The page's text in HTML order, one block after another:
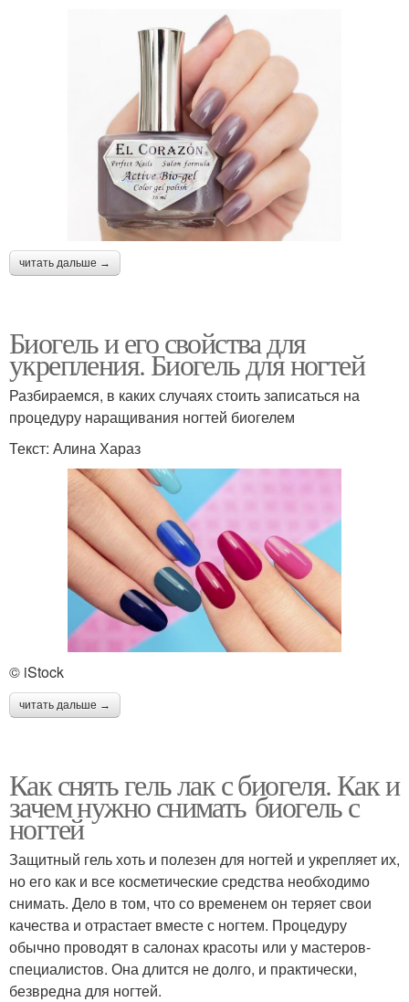
читать дальше →
Биогель и его свойства для
укрепления. Биогель для ногтей
Разбираемся, в каких случаях стоить записаться на
процедуру наращивания ногтей биогелем
Текст: Алина Хараз
© iStock
читать дальше →
Как снять гель лак с биогеля. Как и
зачем нужно снимать биогель с
ногтей
Защитный гель хоть и полезен для ногтей и укрепляет их,
но его как и все косметические средства необходимо
снимать. Дело в том, что со временем он теряет свои
качества и отрастает вместе с ногтем. Процедуру
обычно проводят в салонах красоты или у мастеров-
специалистов. Она длится не долго, и практически,
безвредна для ногтей.